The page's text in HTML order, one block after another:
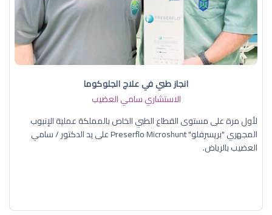
انجاز طبي في علاج الجلوكوما
الاستشاري سامي العضيب
لأول مرة على مستوى القطاع الطبي الخاص بالمملكة عملية الإنبوب
المجهري "بريسرفلو" Preserflo Microshunt على يد الدكتور / سامي
العضيب بالرياض.